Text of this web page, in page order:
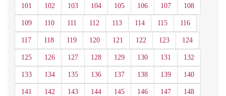
101 102 103 104 105 106 107 108
109 110 111 112 113 114 115 116
117 118 119 120 121 122 123 124
125 126 127 128 129 130 131 132
133 134 135 136 137 138 139 140
141 142 143 144 145 146 147 148